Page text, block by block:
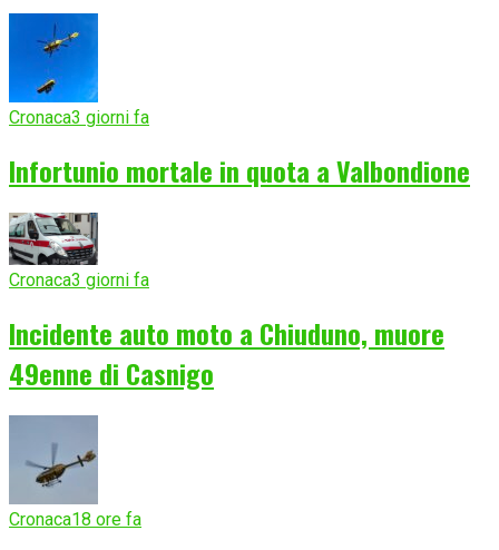
Cronaca3 giorni fa
Infortunio mortale in quota a Valbondione
Cronaca3 giorni fa
Incidente auto moto a Chiuduno, muore
49enne di Casnigo
Cronaca18 ore fa